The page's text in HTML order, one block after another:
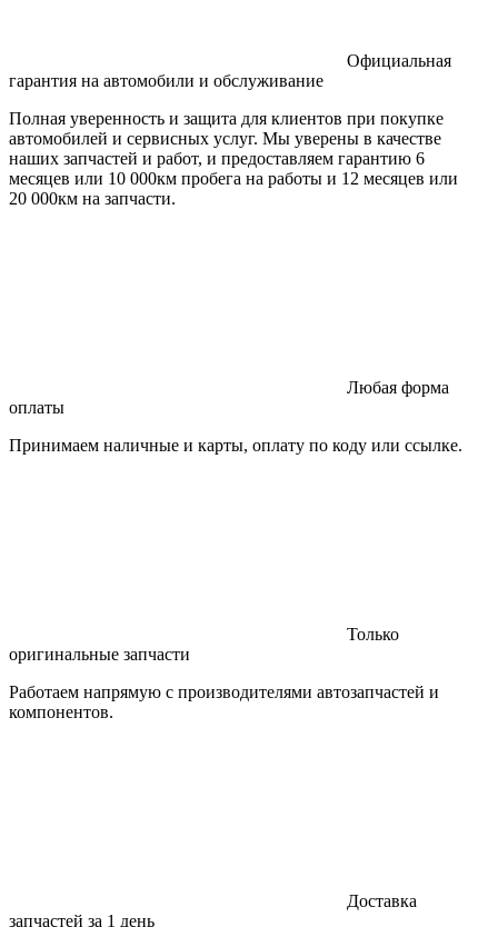
Официальная
гарантия на автомобили и обслуживание
Полная уверенность и защита для клиентов при покупке
автомобилей и сервисных услуг. Мы уверены в качестве
наших запчастей и работ, и предоставляем гарантию 6
месяцев или 10 000км пробега на работы и 12 месяцев или
20 000км на запчасти.
Любая форма
оплаты
Принимаем наличные и карты, оплату по коду или ссылке.
Только
оригинальные запчасти
Работаем напрямую с производителями автозапчастей и
компонентов.
Доставка
запчастей за 1 день